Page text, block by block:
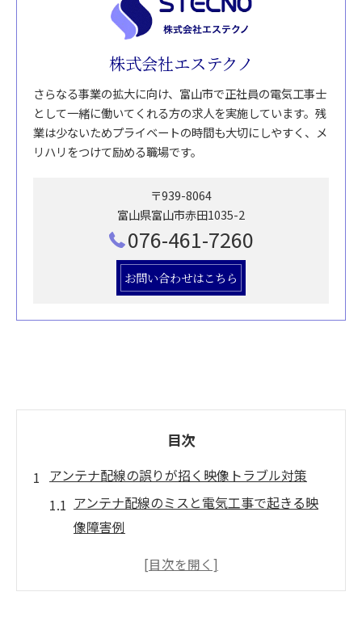
株式会社エステクノ
さらなる事業の拡大に向け、富山市で正社員の電気工事士
として一緒に働いてくれる方の求人を実施しています。残
業は少ないためプライベートの時間も大切にしやすく、メ
リハリをつけて励める職場です。
〒939-8064
富山県富山市赤田1035-2
076-461-7260
お問い合わせはこちら
目次
アンテナ配線の誤りが招く映像トラブル対策
アンテナ配線のミスと電気工事で起きる映
像障害例
映像乱れの原因を探る電気工事の注意点